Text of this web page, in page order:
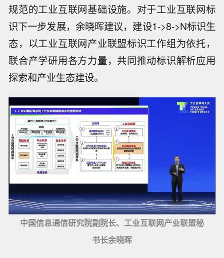
规范的工业互联网基础设施。对于工业互联网标
识下一步发展，余晓晖建议，建设1->8->N标识生
态，以工业互联网产业联盟标识工作组为依托，
联合产学研用各方力量，共同推动标识解析应用
探索和产业生态建设。
中国信息通信研究院副院长、工业互联网产业联盟秘
书长余晓晖